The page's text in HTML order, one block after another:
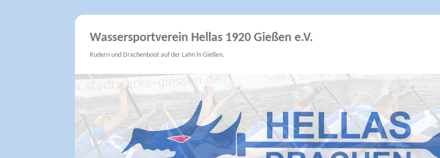
Wassersportverein Hellas 1920 Gießen e.V.
Rudern und Drachenboot auf der Lahn in Gießen.